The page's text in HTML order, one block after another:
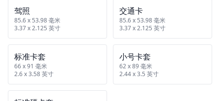
驾照
85.6 x 53.98 毫米
3.37 x 2.125 英寸
交通卡
85.6 x 53.98 毫米
3.37 x 2.125 英寸
标准卡套
66 x 91 毫米
2.6 x 3.58 英寸
小号卡套
62 x 89 毫米
2.44 x 3.5 英寸